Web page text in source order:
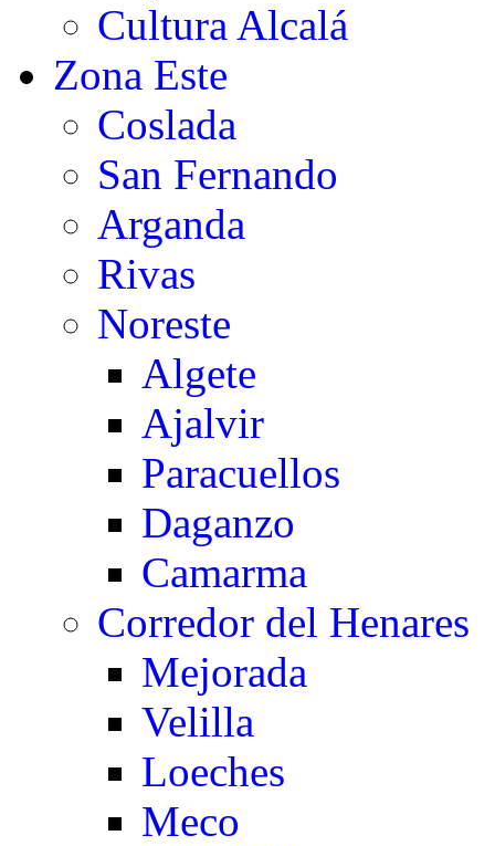
Cultura Alcalá
Zona Este
Coslada
San Fernando
Arganda
Rivas
Noreste
Algete
Ajalvir
Paracuellos
Daganzo
Camarma
Corredor del Henares
Mejorada
Velilla
Loeches
Meco